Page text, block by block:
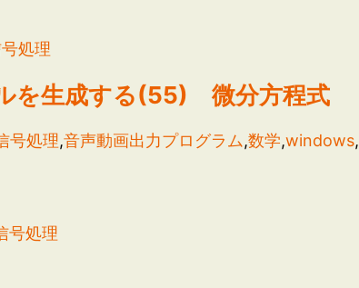
処理
を生成する(55) 微分方程式
号処理,音声動画出力プログラム,数学,windows,
号処理